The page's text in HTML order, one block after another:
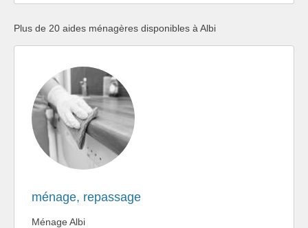
Plus de 20 aides ménagères disponibles à Albi
ménage, repassage
Ménage Albi